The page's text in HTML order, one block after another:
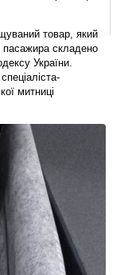
товар, який
пасажира складено
України.
митниці